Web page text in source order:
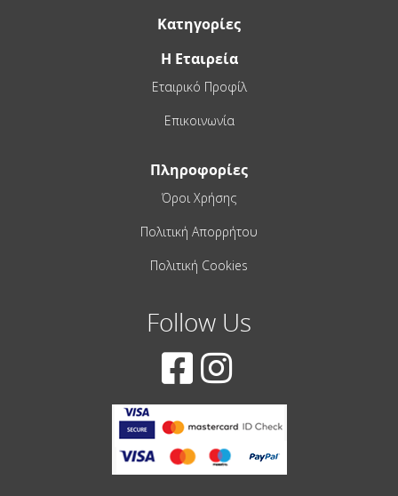
Κατηγορίες
Η Εταιρεία
Εταιρικό Προφίλ
Επικοινωνία
Πληροφορίες
Όροι Χρήσης
Πολιτική Απορρήτου
Πολιτική Cookies
Follow Us